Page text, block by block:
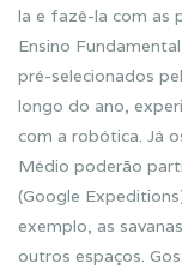
la e fazê-la com as
Ensino
pré-selecionados
longo do ano,
com a robótica. Já
Médio poderão
(Google
exemplo, as
outros espaços.